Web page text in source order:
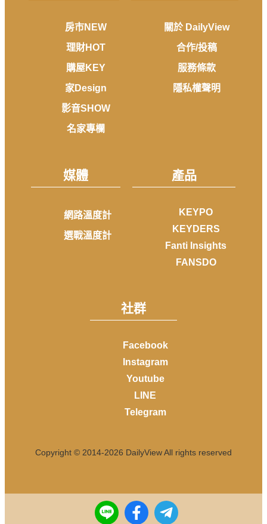
房市NEW
理財HOT
購屋KEY
家Design
影音SHOW
名家專欄
關於 DailyView
合作/投稿
服務條款
隱私權聲明
媒體
網路溫度計
選戰溫度計
產品
KEYPO
KEYDERS
Fanti Insights
FANSDO
社群
Facebook
Instagram
Youtube
LINE
Telegram
Copyright © 2014-2026 DailyView All rights reserved